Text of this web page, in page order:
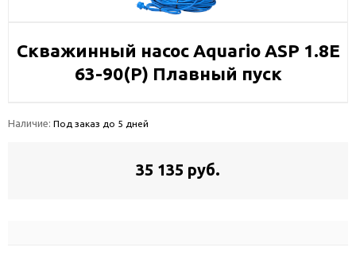
Скважинный насос Aquario ASP 1.8Е
63-90(P) Плавный пуск
Наличие: Под заказ до 5 дней
35 135 руб.